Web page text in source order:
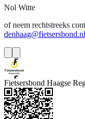
Nol Witte
of neem rechtstreeks
denhaag@fietsersbond.nl
Fietsersbond Haagse